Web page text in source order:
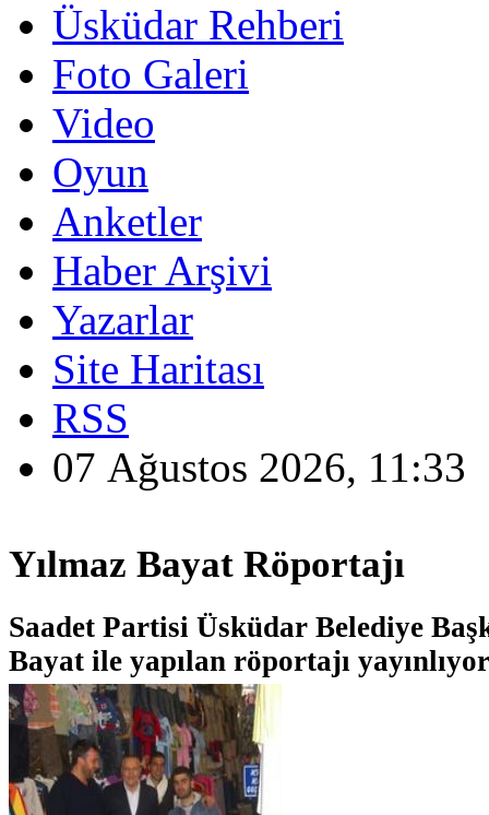
Üsküdar Rehberi
Foto Galeri
Video
Oyun
Anketler
Haber Arşivi
Yazarlar
Site Haritası
RSS
07 Ağustos 2026, 11:33
Yılmaz Bayat Röportajı
Saadet Partisi Üsküdar Belediye
Bayat ile yapılan röportajı